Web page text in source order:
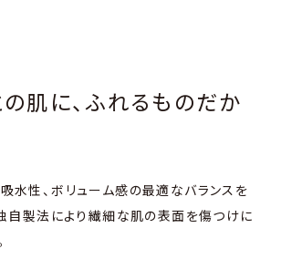
肌に、ふれるものだか
水性、ボリューム感の最適なバランスを
自製法により繊細な肌の表面を傷つけに